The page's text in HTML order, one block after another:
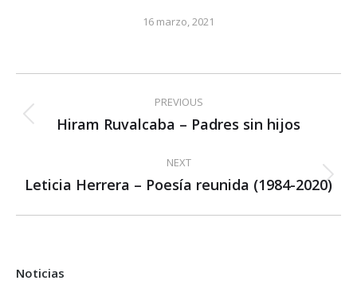
16 marzo, 2021
navigation
PREVIOUS
Previous
Hiram Ruvalcaba – Padres sin hijos
NEXT
Next
Leticia Herrera – Poesía reunida (1984-2020)
Noticias